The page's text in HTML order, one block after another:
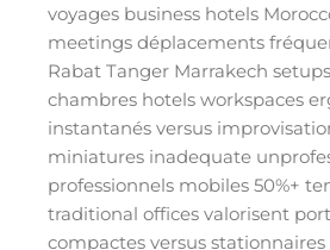
voyages business hotels
meetings déplacements
Rabat Tanger Marrakech
chambres hotels workspaces
instantanés versus
miniatures inadequate
professionnels mobiles 50%+
traditional offices valorisent
compactes versus